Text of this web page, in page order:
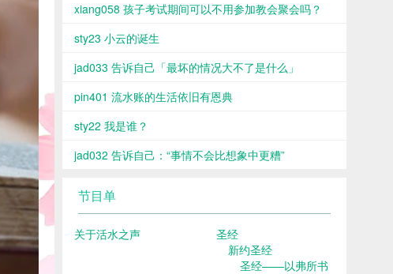
xiang058 孩子考试期间可以不用参加教会聚会吗？
sty23 小云的诞生
jad033 告诉自己「最坏的情况大不了是什么」
pin401 流水账的生活依旧有恩典
sty22 我是谁？
jad032 告诉自己：“事情不会比想象中更糟”
节目单
关于活水之声
圣经
新约圣经
圣经——以弗所书